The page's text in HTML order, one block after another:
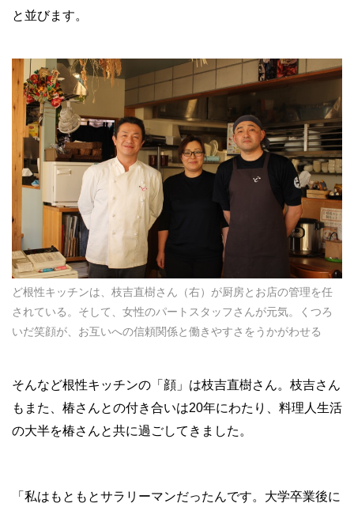
と並びます。
ど根性キッチンは、枝吉直樹さん（右）が厨房とお店の管理を任
されている。そして、女性のパートスタッフさんが元気。くつろ
いだ笑顔が、お互いへの信頼関係と働きやすさをうかがわせる
そんなど根性キッチンの「顔」は枝吉直樹さん。枝吉さん
もまた、椿さんとの付き合いは20年にわたり、料理人生活
の大半を椿さんと共に過ごしてきました。
「私はもともとサラリーマンだったんです。大学卒業後に